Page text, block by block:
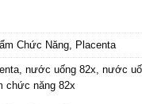
Chức Năng, Placenta
, nước uống 82x, nước
chức năng 82x